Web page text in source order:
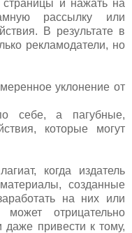
и нажать на
рассылку или
В результате в
рекламодатели, но
уклонение от
себе, а пагубные,
которые могут
когда издатель
созданные
на них или
отрицательно
даже привести к тому,